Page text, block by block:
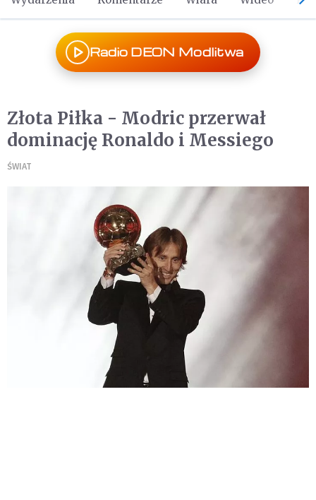
Radio DEON Modlitwa
Złota Piłka - Modric przerwał
dominację Ronaldo i Messiego
ŚWIAT